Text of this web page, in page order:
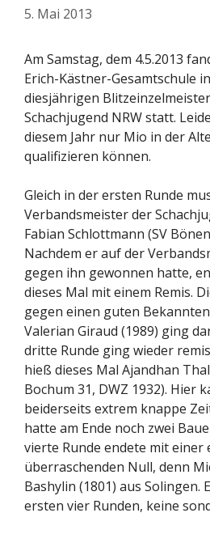
5. Mai 2013
Am Samstag, dem 4.5.2013
Erich-Kästner-Gesamtschule
diesjährigen
Schachjugend NRW statt.
diesem Jahr nur Mio in der
qualifizieren können.
Gleich in der ersten Runde
Verbandsmeister der
Fabian Schlottmann (SV
Nachdem er auf der
gegen ihn gewonnen hatte,
dieses Mal mit einem Remis.
gegen einen guten
Valerian Giraud (1989) ging
dritte Runde ging wieder
hieß dieses Mal Ajandhan
Bochum 31, DWZ 1932). Hier
beiderseits extrem knappe
hatte am Ende noch zwei
vierte Runde endete mit einer
überraschenden Null, denn
Bashylin (1801) aus Solingen.
ersten vier Runden, keine